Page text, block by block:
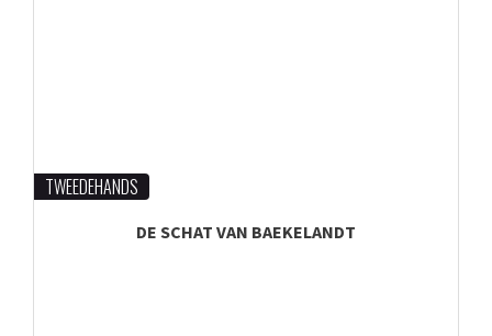
TWEEDEHANDS
DE SCHAT VAN BAEKELANDT